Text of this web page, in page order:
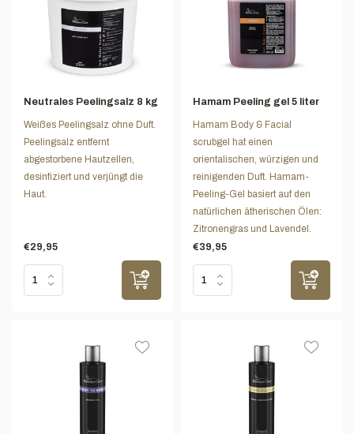
Neutrales Peelingsalz 8 kg
Weißes Peelingsalz ohne Duft.
Peelingsalz entfernt
abgestorbene Hautzellen,
desinfiziert und verjüngt die
Haut.
€29,95
Hamam Peeling gel 5 liter
Hamam Body & Facial
scrubgel hat einen
orientalischen, würzigen und
reinigenden Duft. Hamam-
Peeling-Gel basiert auf den
natürlichen ätherischen Ölen:
Zitronengras und Lavendel.
€39,95